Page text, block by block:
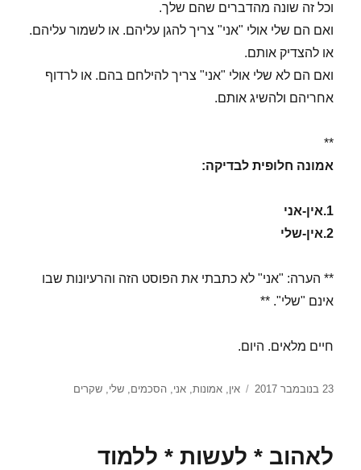
וכל זה שונה מהדברים שהם שלך.
ואם הם שלי אולי "אני" צריך להגן עליהם. או לשמור עליהם.
או להצדיק אותם.
ואם הם לא שלי אולי "אני" צריך להילחם בהם. או לרדוף
אחריהם ולהשיג אותם.
**
אמונה חלופית לבדיקה:
1.אין-אני
2.אין-שלי
** הערה: "אני" לא כתבתי את הפוסט הזה והרעיונות שבו
אינם "שלי". **
חיים מלאים. היום.
פורסם
23 בנובמבר 2017 תגיות
אין,אמונות,אני,הסכמים,שלי,שקרים
לאהוב * לעשות * ללמוד